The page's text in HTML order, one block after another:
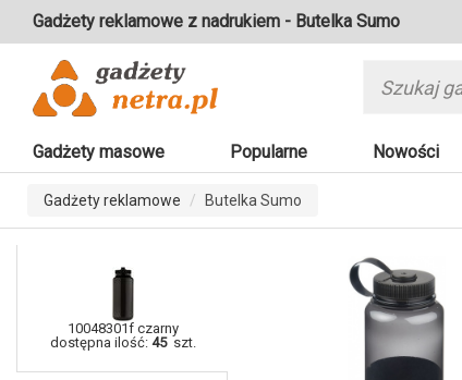
Gadżety reklamowe z nadrukiem - Butelka Sumo
Gadżety masowe Popularne Nowości
Gadżety reklamowe Butelka Sumo
10048301f czarny
dostępna ilość: 45szt.